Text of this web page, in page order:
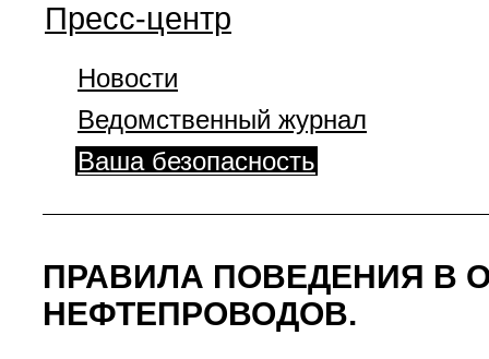
Пресс-центр
Новости
Ведомственный журнал
Ваша безопасность
ПРАВИЛА ПОВЕДЕНИЯ В
НЕФТЕПРОВОДОВ.